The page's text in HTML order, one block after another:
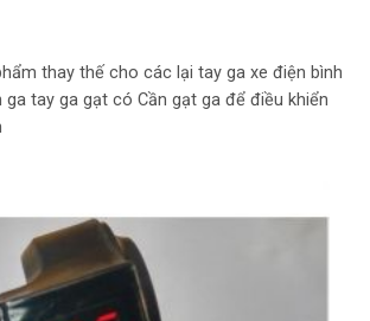
thay thế cho các lại tay ga xe điện bình
ga tay ga gạt có Cần gạt ga để điều khiển